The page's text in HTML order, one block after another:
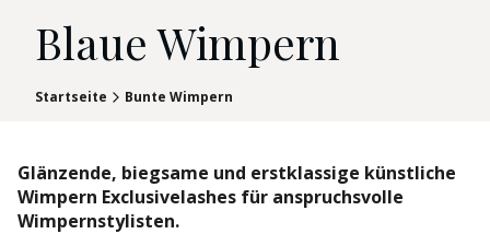
Blaue Wimpern
Startseite Bunte Wimpern
Glänzende, biegsame und erstklassige künstliche
Wimpern Exclusivelashes für anspruchsvolle
Wimpernstylisten.